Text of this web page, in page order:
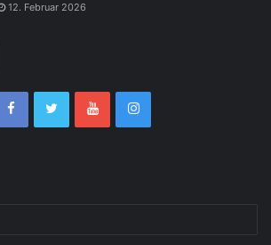
12. Februar 2026